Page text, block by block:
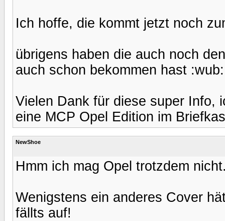
Ich hoffe, die kommt jetzt noch
übrigens haben die auch noch
auch schon bekommen hast :wub:
Vielen Dank für diese super Info,
eine MCP Opel Edition im
NewShoe
Hmm ich mag Opel trotzdem
Wenigstens ein anderes Cover
fällts auf!